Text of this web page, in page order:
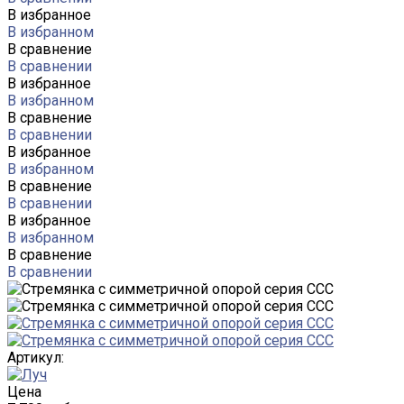
В избранное
В избранном
В сравнение
В сравнении
В избранное
В избранном
В сравнение
В сравнении
В избранное
В избранном
В сравнение
В сравнении
В избранное
В избранном
В сравнение
В сравнении
Артикул:
Цена